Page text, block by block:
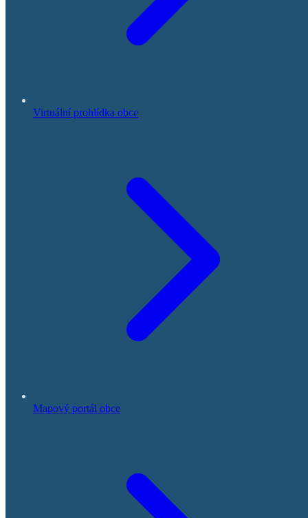
Virtuální prohlídka obce
Mapový portál obce